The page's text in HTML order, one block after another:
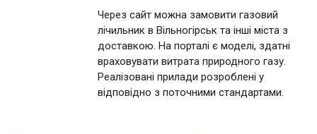
Через сайт можна замовити газовий
лічильник в Вільногірськ та інші міста з
доставкою. На порталі є моделі, здатні
враховувати витрата природного газу.
Реалізовані прилади розроблені у
відповідно з поточними стандартами.